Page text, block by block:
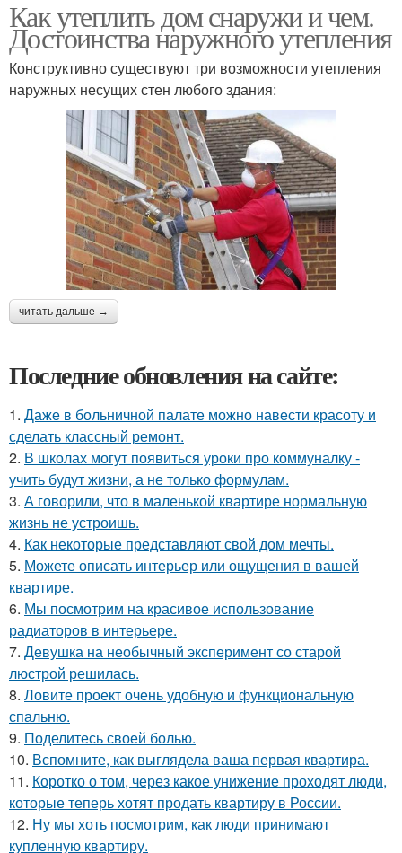
Как утеплить дом снаружи и чем.
Достоинства наружного утепления
Конструктивно существуют три возможности утепления
наружных несущих стен любого здания:
читать дальше →
Последние обновления на сайте:
1. Даже в больничной палате можно навести красоту и
сделать классный ремонт.
2. В школах могут появиться уроки про коммуналку -
учить будут жизни, а не только формулам.
3. А говорили, что в маленькой квартире нормальную
жизнь не устроишь.
4. Как некоторые представляют свой дом мечты.
5. Можете описать интерьер или ощущения в вашей
квартире.
6. Мы посмотрим на красивое использование
радиаторов в интерьере.
7. Девушка на необычный эксперимент со старой
люстрой решилась.
8. Ловите проект очень удобную и функциональную
спальню.
9. Поделитесь своей болью.
10. Вспомните, как выглядела ваша первая квартира.
11. Коротко о том, через какое унижение проходят люди,
которые теперь хотят продать квартиру в России.
12. Ну мы хоть посмотрим, как люди принимают
купленную квартиру.